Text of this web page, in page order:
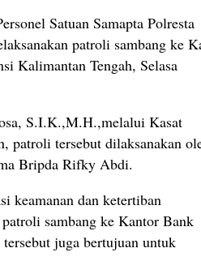
Satuan Samapta Polresta
patroli sambang ke
Kalimantan Tengah, Selasa
S.I.K.,M.H.,melalui Kasat
patroli tersebut dilaksanakan
Bripda Rifky Abdi.
keamanan dan ketertiban
sambang ke Kantor Bank
juga bertujuan untuk